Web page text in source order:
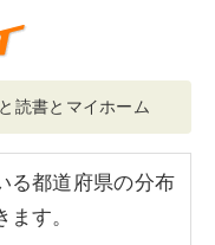
読書とマイホーム
る都道府県の分布
す。